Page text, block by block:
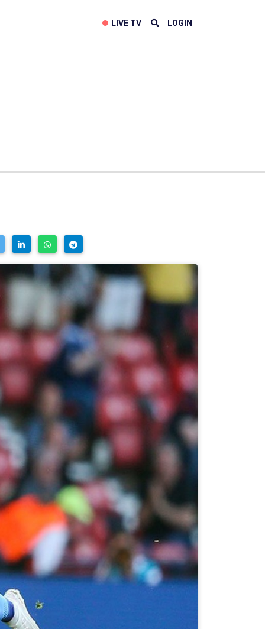
LIVE TV LOGIN